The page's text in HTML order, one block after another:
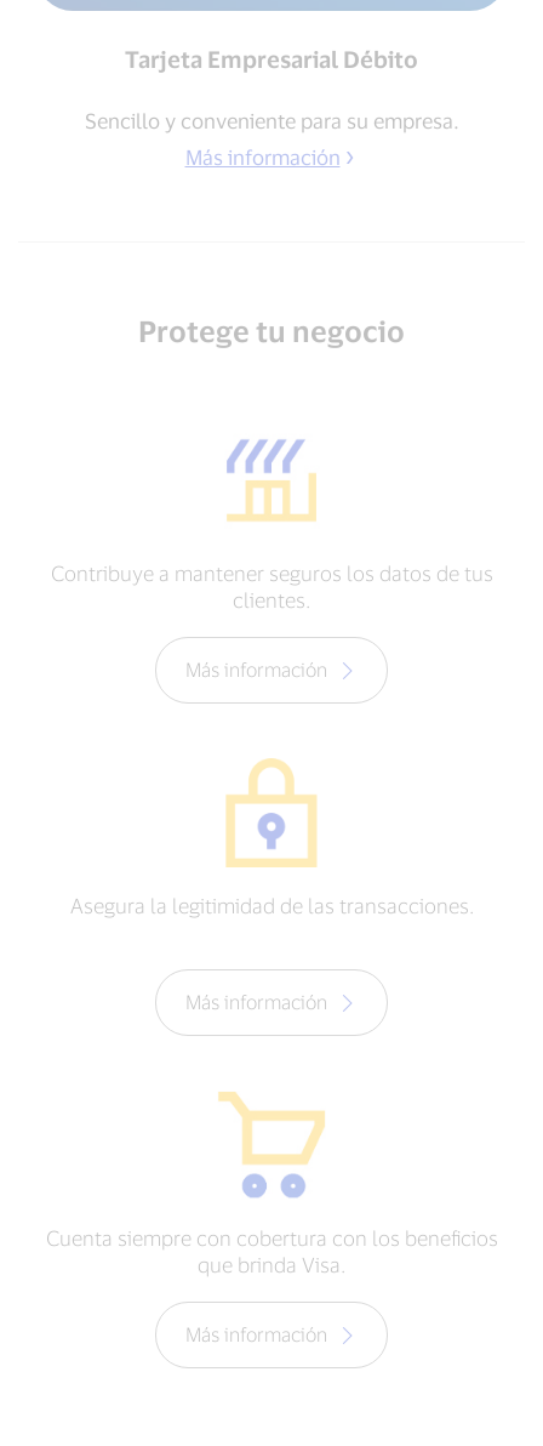
Tarjeta Empresarial Débito
Sencillo y conveniente para su empresa.
Más información
Protege tu negocio
Contribuye a mantener seguros los datos de tus
clientes.
Más información
Asegura la legitimidad de las transacciones.
Más información
Cuenta siempre con cobertura con los beneficios
que brinda Visa.
Más información